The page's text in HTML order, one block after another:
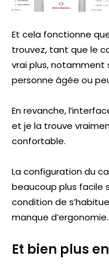
Et cela fonctionne
trouvez, tant que le
vrai plus, notamment
personne âgée ou
En revanche,
et je la trouve
confortable.
La configuration du
beaucoup plus facile
condition de
manque d’ergonomie.
Et bien plus